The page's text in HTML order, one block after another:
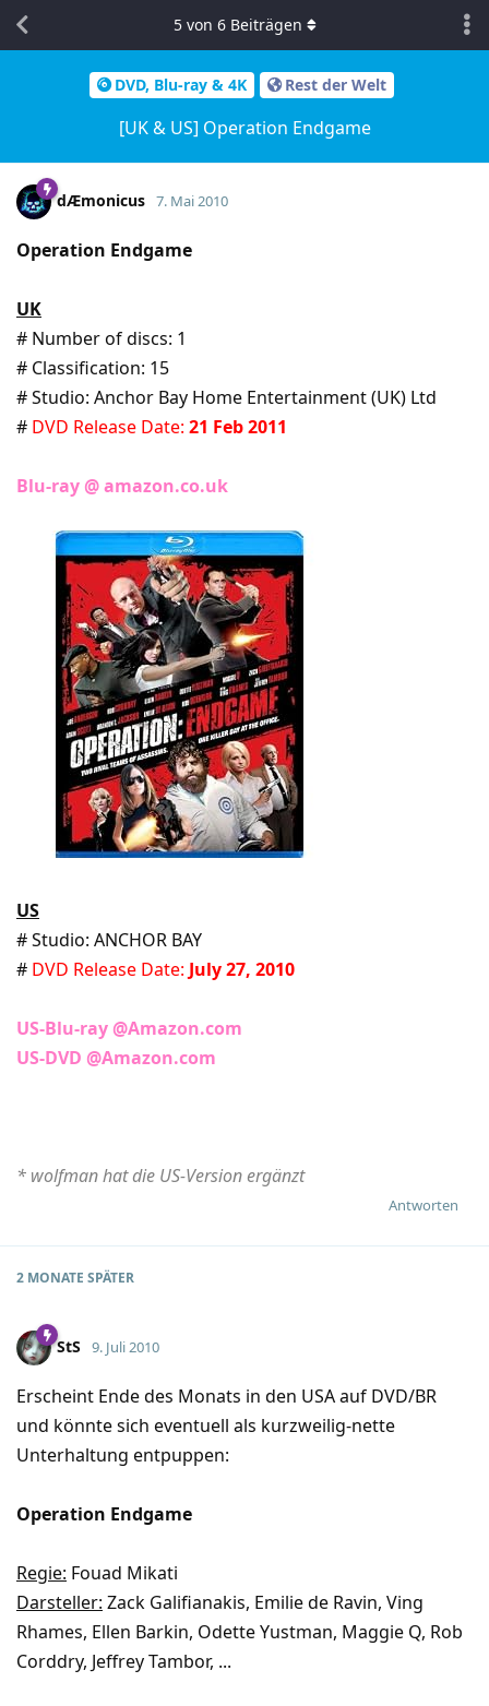
DVD, Blu-ray & 4K Rest der Welt
[UK & US] Operation Endgame
5von 6Beiträgen
dÆmonicus 7. Mai 2010
Operation Endgame
UK
# Number of discs: 1
# Classification: 15
# Studio: Anchor Bay Home Entertainment (UK) Ltd
# DVD Release Date: 21 Feb 2011
Blu-ray @ amazon.co.uk
US
# Studio: ANCHOR BAY
# DVD Release Date: July 27, 2010
US-Blu-ray @Amazon.com
US-DVD @Amazon.com
* wolfman hat die US-Version ergänzt
Antworten
2 MONATE SPÄTER
StS 9. Juli 2010
Erscheint Ende des Monats in den USA auf DVD/BR
und könnte sich eventuell als kurzweilig-nette
Unterhaltung entpuppen:
Operation Endgame
Regie: Fouad Mikati
Darsteller: Zack Galifianakis, Emilie de Ravin, Ving
Rhames, Ellen Barkin, Odette Yustman, Maggie Q, Rob
Corddry, Jeffrey Tambor, ...